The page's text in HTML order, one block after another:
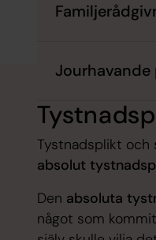
Jourhavande
Tystnadsplikt och
absolut
Den absoluta
något som